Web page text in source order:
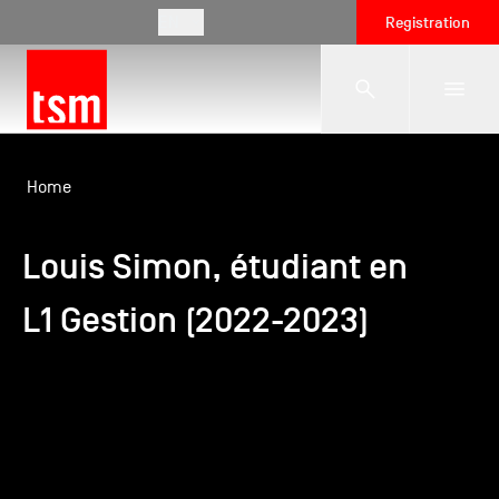
Registration
The School
Programmes
Student Life
Home
Louis Simon, étudiant en
L1 Gestion (2022-2023)